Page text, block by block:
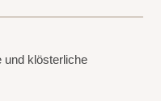
und klösterliche